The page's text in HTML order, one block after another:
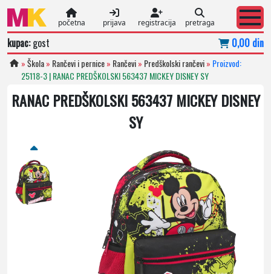
početna prijava registracija pretraga
kupac:gost 0,00 din
»Škola» Rančevi i pernice» Rančevi» Predškolski rančevi» Proizvod:
25118-3 | RANAC PREDŠKOLSKI 563437 MICKEY DISNEY SY
RANAC PREDŠKOLSKI 563437 MICKEY DISNEY
SY